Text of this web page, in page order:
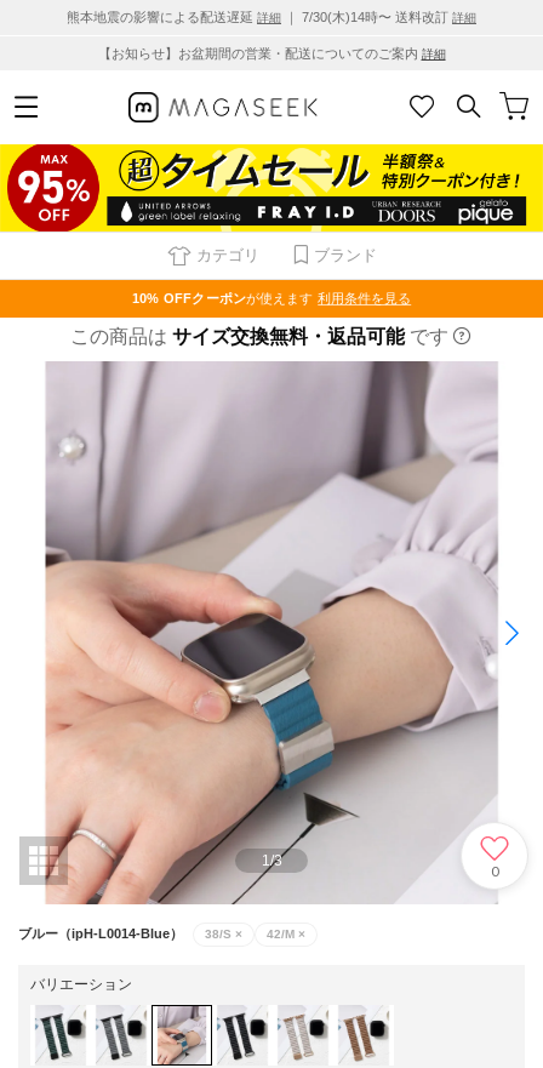
熊本地震の影響による配送遅延 詳細 ｜ 7/30(木)14時〜 送料改訂 詳細
【お知らせ】お盆期間の営業・配送についてのご案内 詳細
カテゴリ ブランド
10% OFFクーポンが使えます 利用条件を見る
この商品は サイズ交換無料・返品可能 です
1 /3
0
ブルー（ipH-L0014-Blue） 38/S × 42/M ×
バリエーション